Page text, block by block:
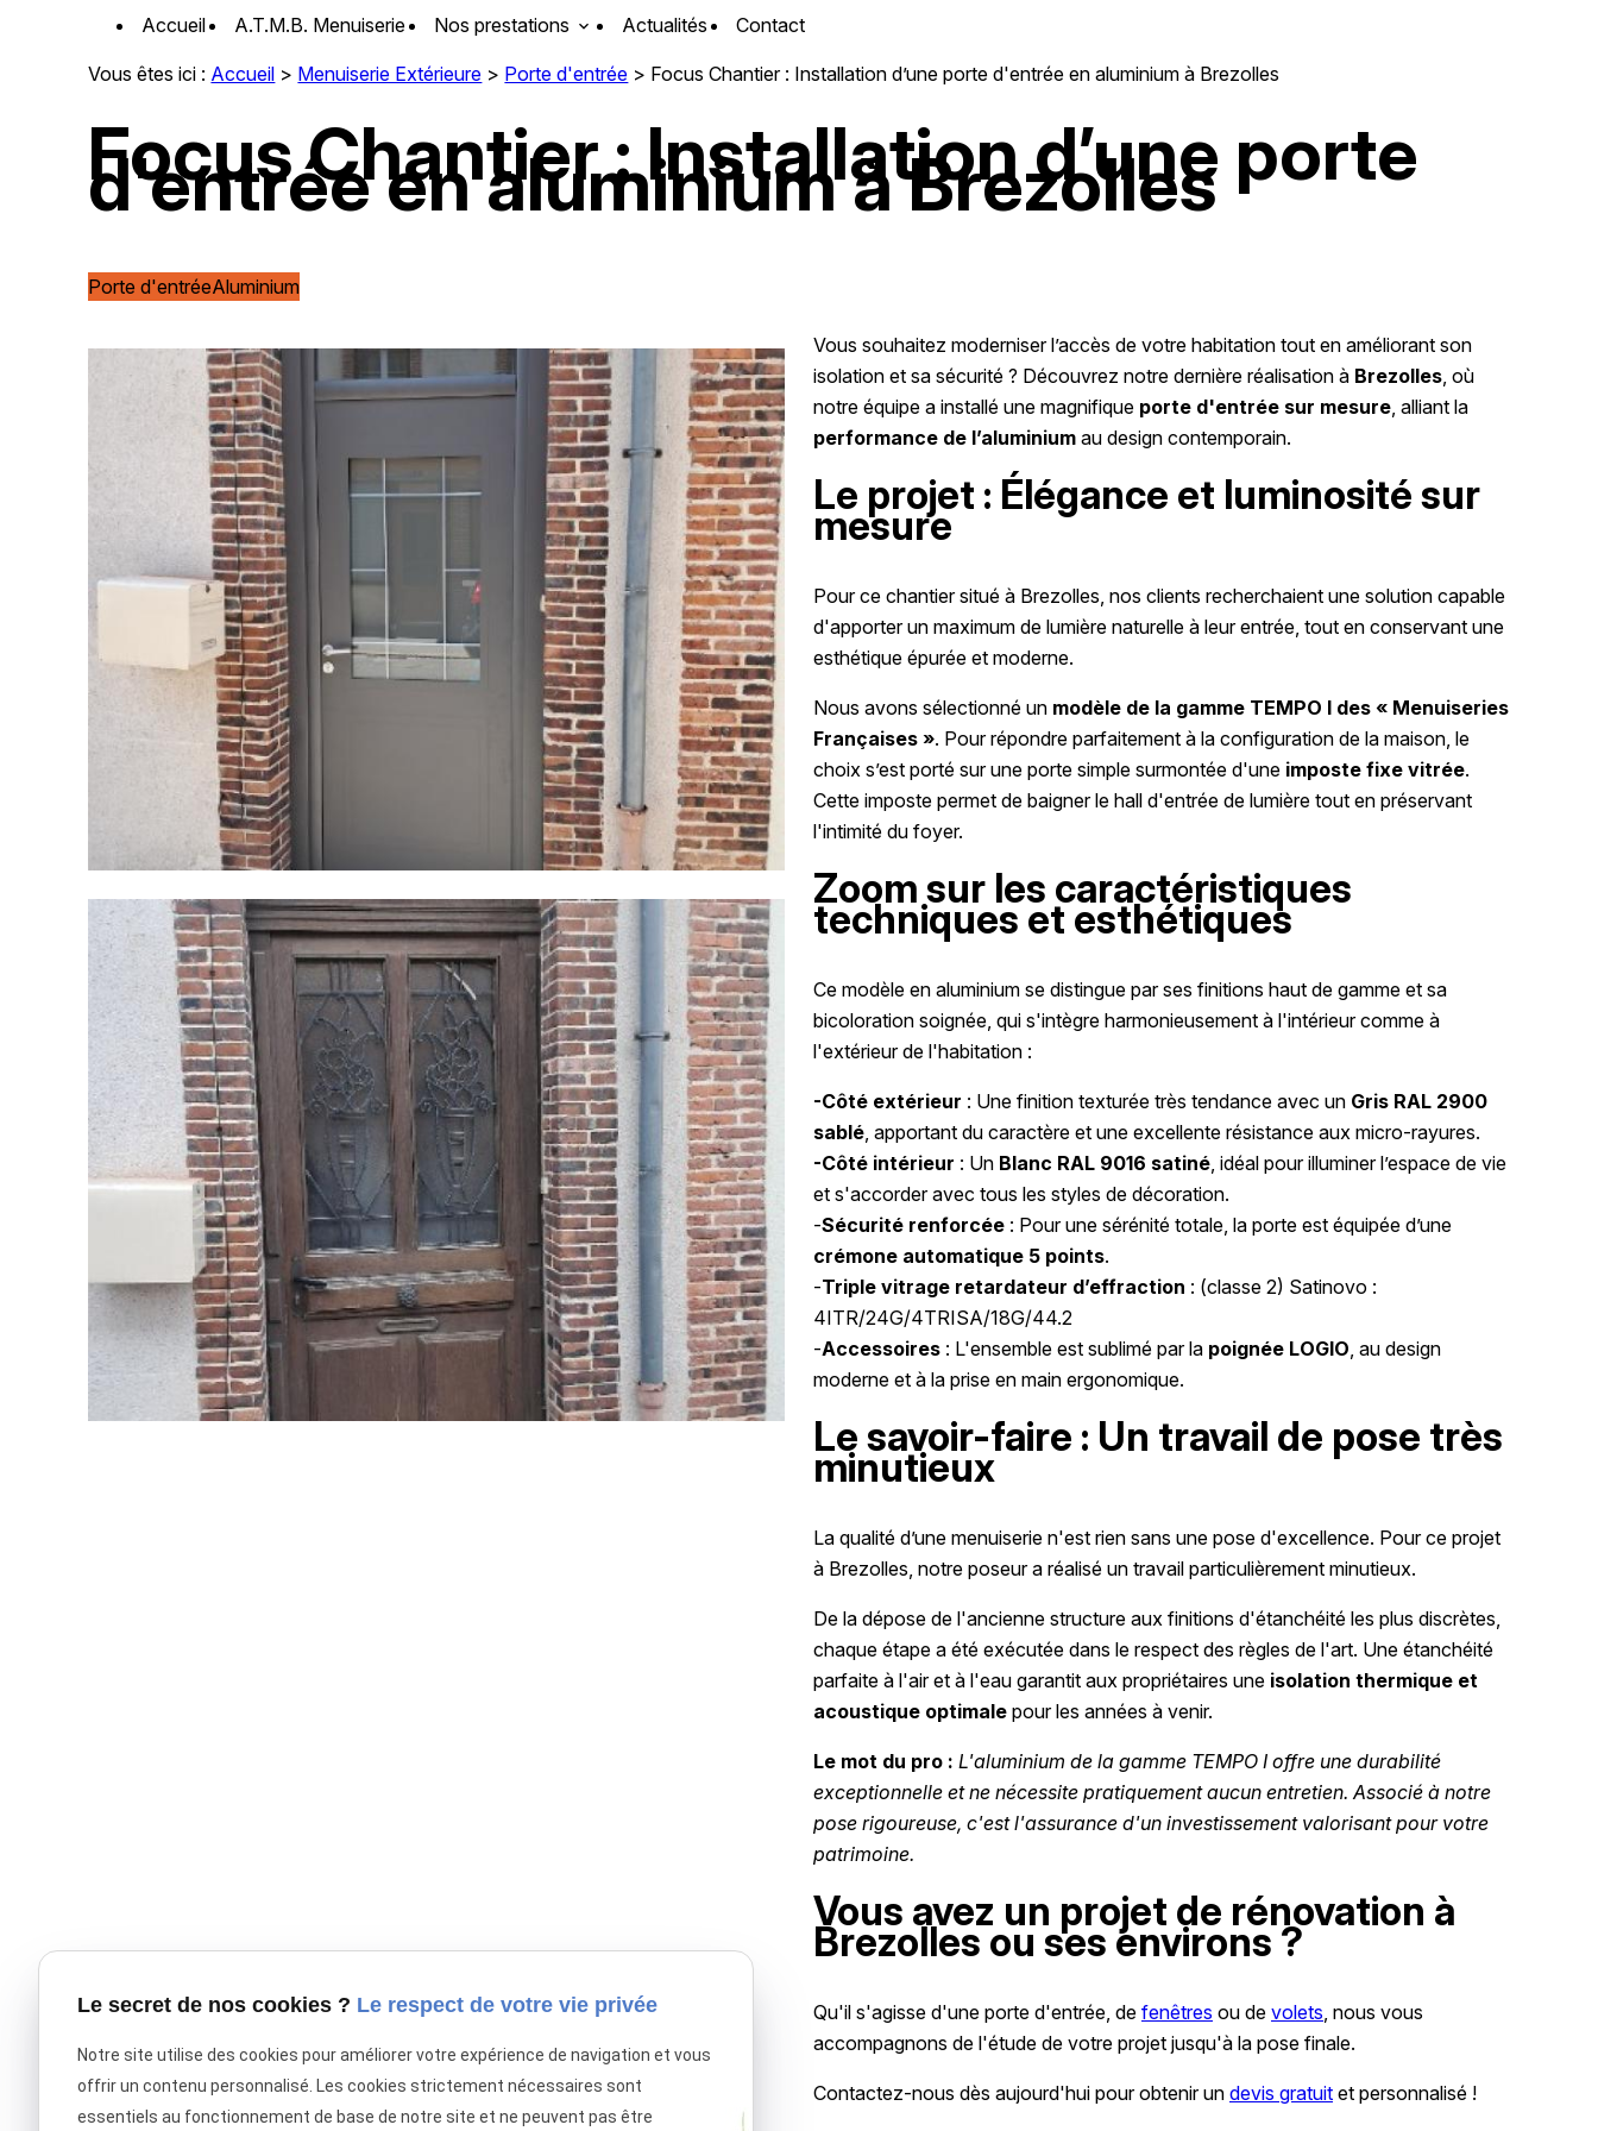
Accueil A.T.M.B. Menuiserie Nos prestations Actualités Contact
Vous êtes ici : Accueil > Menuiserie Extérieure > Porte d'entrée > Focus Chantier : Installation d’une porte d'entrée en aluminium à Brezolles
Focus Chantier : Installation d’une porte
d'entrée en aluminium à Brezolles
Porte d'entréeAluminium
Vous souhaitez moderniser l’accès de votre habitation tout en améliorant son
isolation et sa sécurité ? Découvrez notre dernière réalisation à Brezolles , où
notre équipe a installé une magnifique porte d'entrée sur mesure , alliant la
performance de l’aluminium au design contemporain.
Le projet : Élégance et luminosité sur
mesure
Pour ce chantier situé à Brezolles, nos clients recherchaient une solution capable
d'apporter un maximum de lumière naturelle à leur entrée, tout en conservant une
esthétique épurée et moderne.
Nous avons sélectionné un modèle de la gamme TEMPO I des « Menuiseries
Françaises ». Pour répondre parfaitement à la configuration de la maison, le
choix s’est porté sur une porte simple surmontée d'une imposte fixe vitrée.
Cette imposte permet de baigner le hall d'entrée de lumière tout en préservant
l'intimité du foyer.
Zoom sur les caractéristiques
techniques et esthétiques
Ce modèle en aluminium se distingue par ses finitions haut de gamme et sa
bicoloration soignée, qui s'intègre harmonieusement à l'intérieur comme à
l'extérieur de l'habitation :
-Côté extérieur : Une finition texturée très tendance avec un Gris RAL 2900
sablé , apportant du caractère et une excellente résistance aux micro-rayures.
-Côté intérieur : Un Blanc RAL 9016 satiné , idéal pour illuminer l’espace de vie
et s'accorder avec tous les styles de décoration.
-Sécurité renforcée : Pour une sérénité totale, la porte est équipée d’une
crémone automatique 5 points.
-Triple vitrage retardateur d’effraction : (classe 2) Satinovo :
4ITR/24G/4TRISA/18G/44.2
-Accessoires : L'ensemble est sublimé par la poignée LOGIO , au design
moderne et à la prise en main ergonomique.
Le savoir-faire : Un travail de pose très
minutieux
La qualité d’une menuiserie n'est rien sans une pose d'excellence. Pour ce projet
à Brezolles, notre poseur a réalisé un travail particulièrement minutieux.
De la dépose de l'ancienne structure aux finitions d'étanchéité les plus discrètes,
chaque étape a été exécutée dans le respect des règles de l'art. Une étanchéité
parfaite à l'air et à l'eau garantit aux propriétaires une isolation thermique et
acoustique optimale pour les années à venir.
Le mot du pro : L'aluminium de la gamme TEMPO I offre une durabilité
exceptionnelle et ne nécessite pratiquement aucun entretien. Associé à notre
pose rigoureuse, c'est l'assurance d'un investissement valorisant pour votre
patrimoine.
Vous avez un projet de rénovation à
Brezolles ou ses environs ?
Qu'il s'agisse d'une porte d'entrée, de fenêtres ou de volets , nous vous
accompagnons de l'étude de votre projet jusqu'à la pose finale.
Contactez-nous dès aujourd'hui pour obtenir un devis gratuit et personnalisé !
Panneau de gestion des cookies
Le secret de nos cookies ? Le respect de votre vie privée
Notre site utilise des cookies pour améliorer votre expérience de navigation et vous
offrir un contenu personnalisé. Les cookies strictement nécessaires sont
essentiels au fonctionnement de base de notre site et ne peuvent pas être